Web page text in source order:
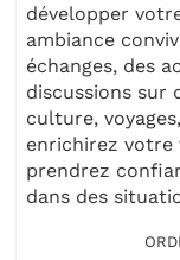
développer
ambiance
échanges, des
discussions sur
culture,
enrichirez votre
prendrez
dans des